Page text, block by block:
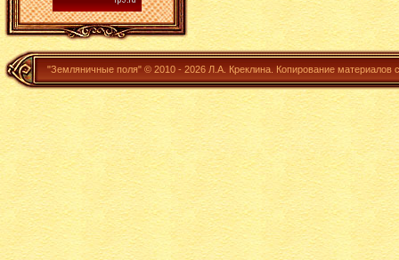
"Земляничные поля" © 2010 - 2026 Л.А. Креклина. Копирование материалов